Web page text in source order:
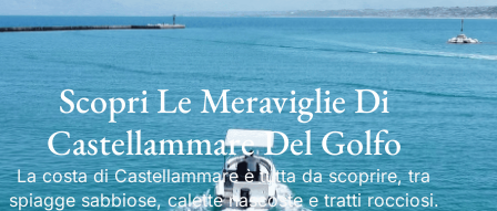
Scopri Le Meraviglie Di
Castellammare Del Golfo
La costa di Castellammare è tutta da scoprire, tra
spiagge sabbiose, calette nascoste e tratti rocciosi.